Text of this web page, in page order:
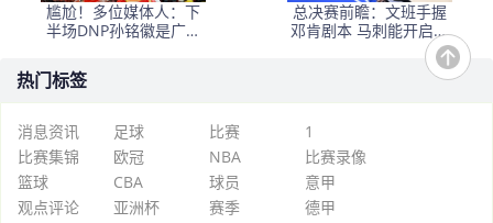
尴尬！多位媒体人：下
半场DNP孙铭徽是广厦
总决赛前瞻：文班手握
邓肯剧本 马刺能开启新
热门标签
消息资讯 足球 比赛
1
比赛集锦
欧冠 NBA
比赛录像
篮球
CBA 球员
意甲
观点评论
亚洲杯 赛季
德甲